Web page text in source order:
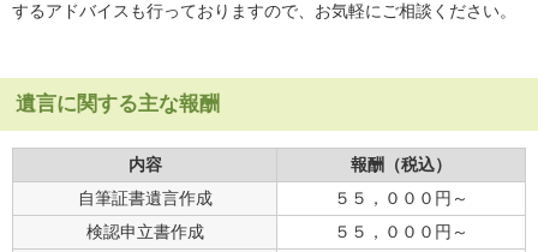
するアドバイスも行っておりますので、お気軽にご相談ください。
遺言に関する主な報酬
内容
報酬（税込）
自筆証書遺言作成
５５，０００円～
検認申立書作成
５５，０００円～